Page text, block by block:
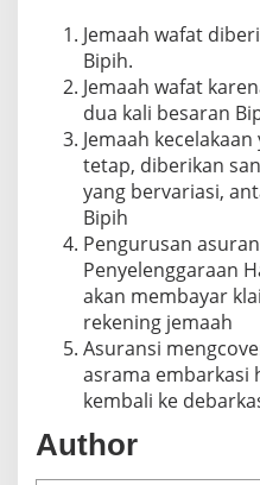
Jemaah wafat
Bipih.
Jemaah wafat
dua kali besaran
Jemaah
tetap, diberikan
yang bervariasi,
Bipih
Pengurusan
Penyelenggaraan
akan membayar
rekening jemaah
Asuransi
asrama embarkasi
kembali ke
Author